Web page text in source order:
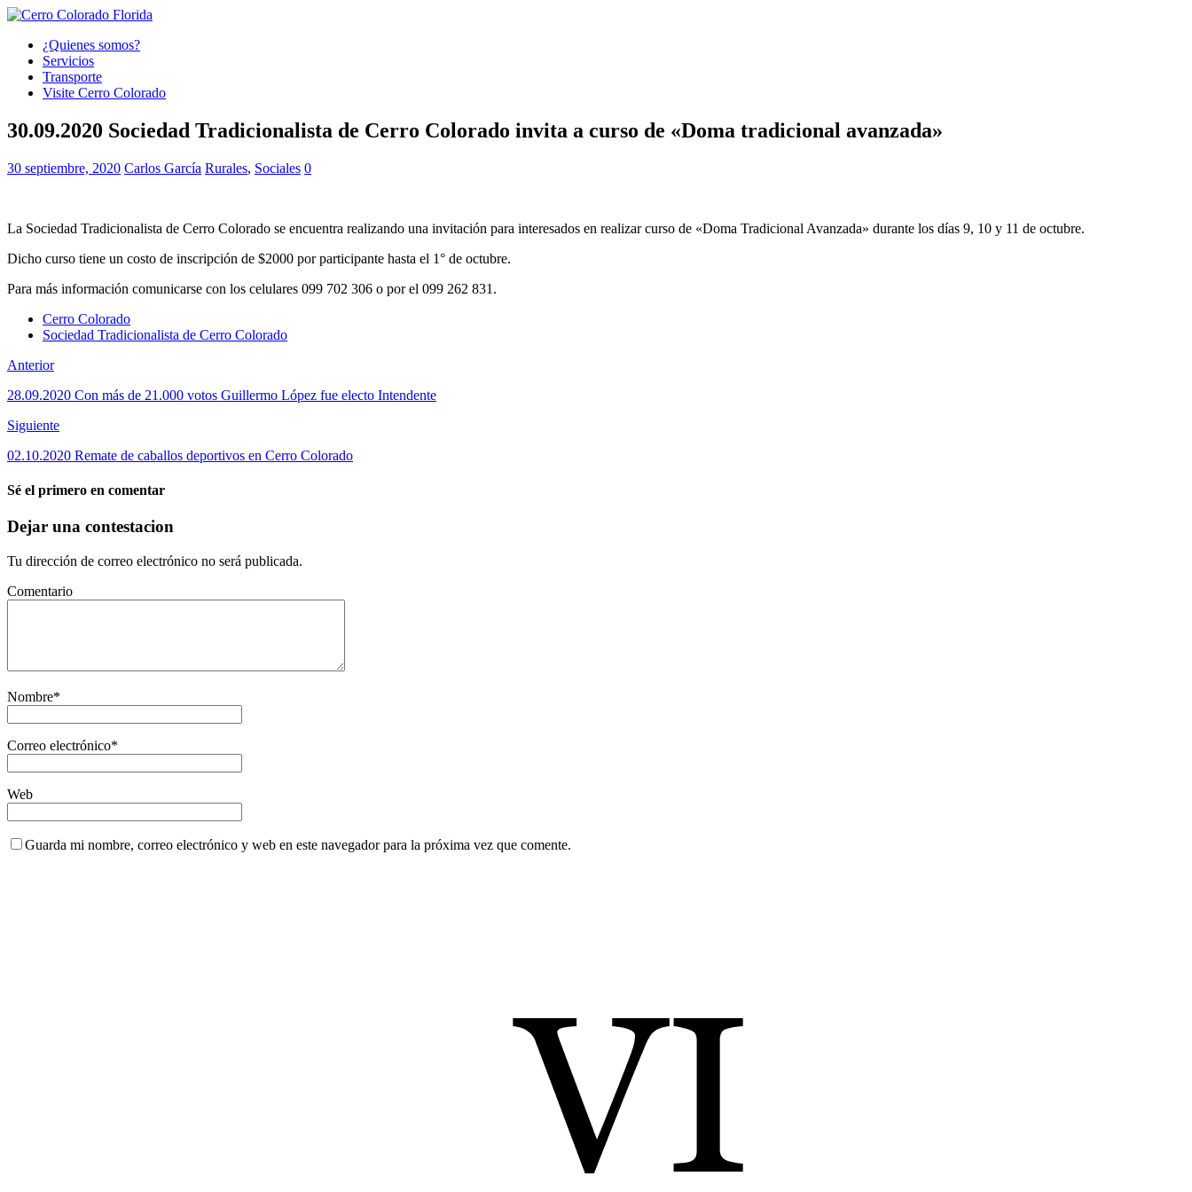
¿Quienes somos?
Servicios
Transporte
Visite Cerro Colorado
30.09.2020 Sociedad Tradicionalista de Cerro Colorado invita a curso de «Doma tradicional avanzada»
30 septiembre, 2020 Carlos García Rurales, Sociales 0
La Sociedad Tradicionalista de Cerro Colorado se encuentra realizando una invitación para interesados en realizar curso de «Doma Tradicional Avanzada» durante los días 9, 10 y 11 de octubre.
Dicho curso tiene un costo de inscripción de $2000 por participante hasta el 1° de octubre.
Para más información comunicarse con los celulares 099 702 306 o por el 099 262 831.
Cerro Colorado
Sociedad Tradicionalista de Cerro Colorado
Anterior
28.09.2020 Con más de 21.000 votos Guillermo López fue electo Intendente
Siguiente
02.10.2020 Remate de caballos deportivos en Cerro Colorado
Sé el primero en comentar
Dejar una contestacion
Tu dirección de correo electrónico no será publicada.
Comentario
Nombre*
Correo electrónico*
Web
Guarda mi nombre, correo electrónico y web en este navegador para la próxima vez que comente.